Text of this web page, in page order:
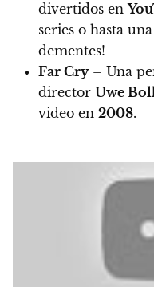
divertidos en
series o hasta
dementes!
Far Cry– Una
director Uwe
video en 2008.